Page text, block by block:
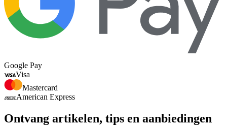
Google Pay
Visa
Mastercard
American Express
Ontvang artikelen, tips en aanbiedingen